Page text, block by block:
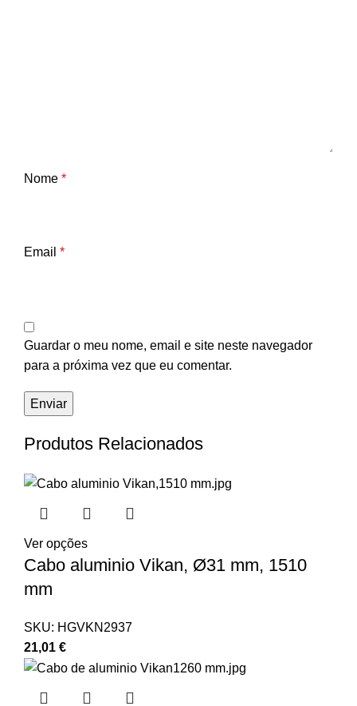
Nome *
Email *
Guardar o meu nome, email e site neste navegador
para a próxima vez que eu comentar.
Produtos Relacionados
Ver opções
Cabo aluminio Vikan, Ø31 mm, 1510
mm
SKU: HGVKN2937
21,01 €